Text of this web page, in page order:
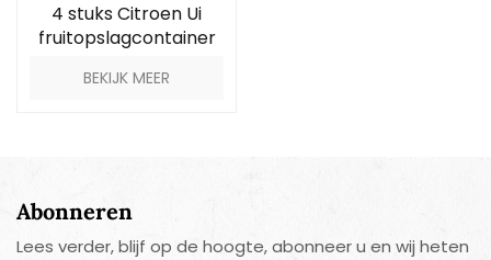
4 stuks Citroen Ui
fruitopslagcontainer
BEKIJK MEER
Abonneren
Lees verder, blijf op de hoogte, abonneer u en wij heten